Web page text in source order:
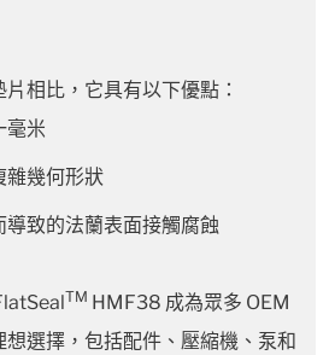
相比，它具有以下優點：
毫米
雜幾何形狀
致的法蘭表面接觸腐蝕
TM HMF38 成為眾多 OEM
選擇，包括配件、壓縮機、泵和